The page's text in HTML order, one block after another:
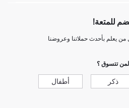
للمتعة!
يعلم بأحدث حملاتنا وعروضنا
لمن تتسوق ؟
ذكر أطفال